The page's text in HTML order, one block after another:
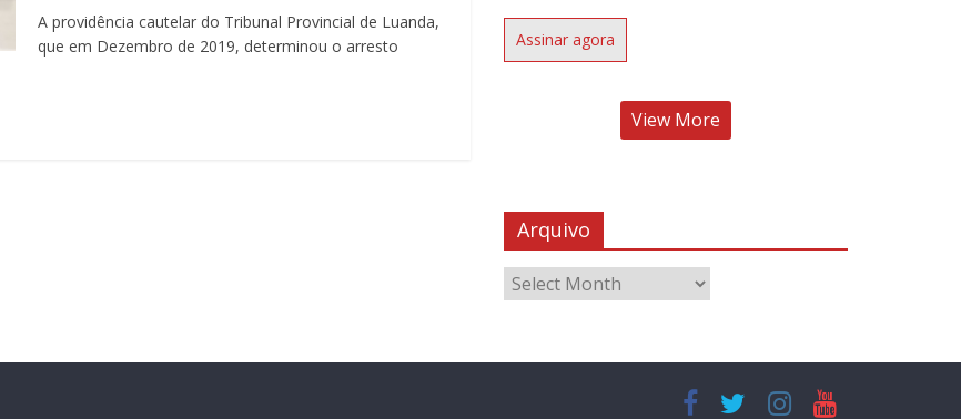
A providência cautelar do Tribunal Provincial de Luanda,
que em Dezembro de 2019, determinou o arresto
Assinar agora
View More
Arquivo